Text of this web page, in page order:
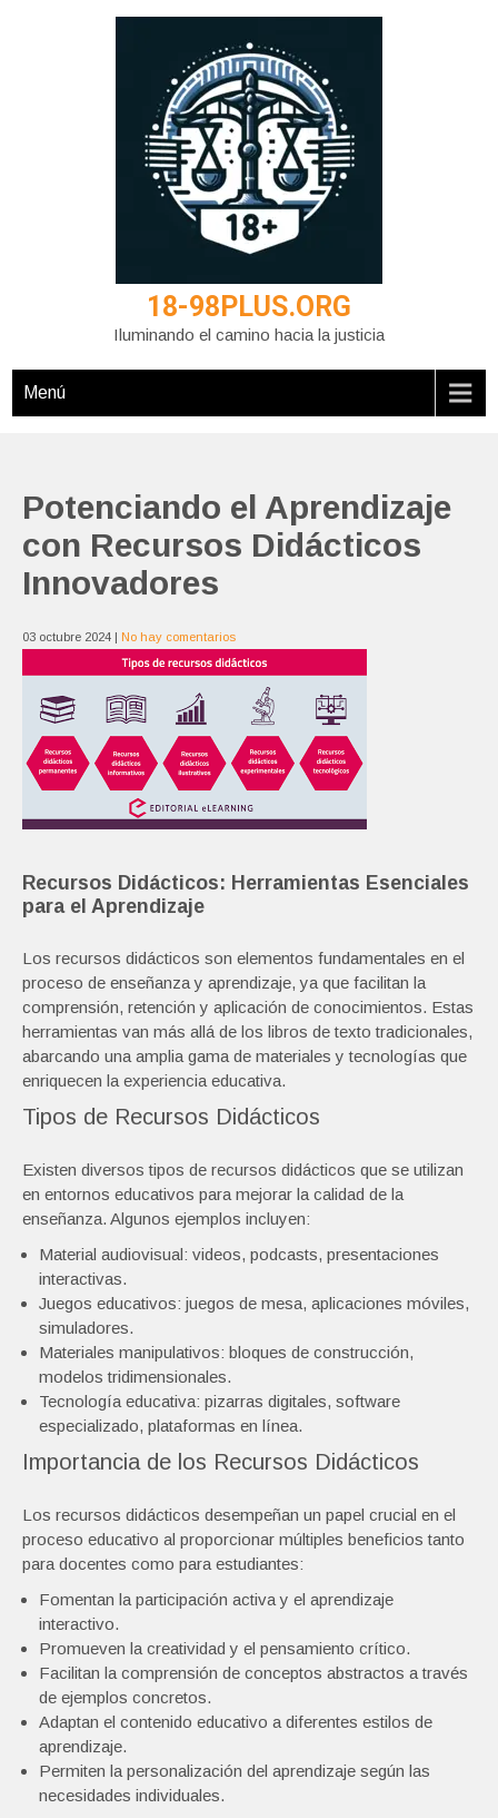
18-98PLUS.ORG
Iluminando el camino hacia la justicia
Menú
Potenciando el Aprendizaje
con Recursos Didácticos
Innovadores
03 octubre 2024 | No hay comentarios
Recursos Didácticos: Herramientas Esenciales
para el Aprendizaje
Los recursos didácticos son elementos fundamentales en el
proceso de enseñanza y aprendizaje, ya que facilitan la
comprensión, retención y aplicación de conocimientos. Estas
herramientas van más allá de los libros de texto tradicionales,
abarcando una amplia gama de materiales y tecnologías que
enriquecen la experiencia educativa.
Tipos de Recursos Didácticos
Existen diversos tipos de recursos didácticos que se utilizan
en entornos educativos para mejorar la calidad de la
enseñanza. Algunos ejemplos incluyen:
Material audiovisual: videos, podcasts, presentaciones
interactivas.
Juegos educativos: juegos de mesa, aplicaciones móviles,
simuladores.
Materiales manipulativos: bloques de construcción,
modelos tridimensionales.
Tecnología educativa: pizarras digitales, software
especializado, plataformas en línea.
Importancia de los Recursos Didácticos
Los recursos didácticos desempeñan un papel crucial en el
proceso educativo al proporcionar múltiples beneficios tanto
para docentes como para estudiantes:
Fomentan la participación activa y el aprendizaje
interactivo.
Promueven la creatividad y el pensamiento crítico.
Facilitan la comprensión de conceptos abstractos a través
de ejemplos concretos.
Adaptan el contenido educativo a diferentes estilos de
aprendizaje.
Permiten la personalización del aprendizaje según las
necesidades individuales.